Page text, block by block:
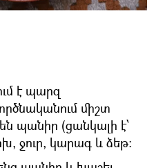
է պարզ
միշտ
պանիր (ցանկալի է՝
ջուր, կարագ և ձեթ։